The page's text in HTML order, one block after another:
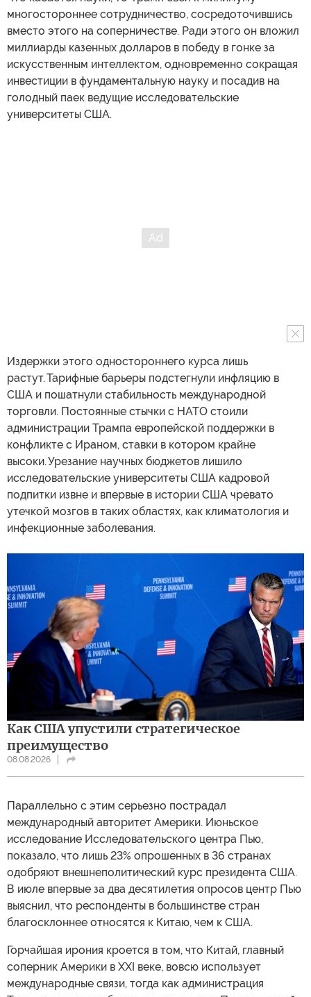
многостороннее сотрудничество, сосредоточившись
вместо этого на соперничестве. Ради этого он вложил
миллиарды казенных долларов в победу в гонке за
искусственным интеллектом, одновременно сокращая
инвестиции в фундаментальную науку и посадив на
голодный паек ведущие исследовательские
университеты США.
Издержки этого одностороннего курса лишь
растут. Тарифные барьеры подстегнули инфляцию в
США и пошатнули стабильность международной
торговли. Постоянные стычки с НАТО стоили
администрации Трампа европейской поддержки в
конфликте с Ираном, ставки в котором крайне
высоки. Урезание научных бюджетов лишило
исследовательские университеты США кадровой
подпитки извне и впервые в истории США чревато
утечкой мозгов в таких областях, как климатология и
инфекционные заболевания.
Как США упустили стратегическое
преимущество
08.08.2026
Параллельно с этим серьезно пострадал
международный авторитет Америки. Июньское
исследование Исследовательского центра Пью,
показало, что лишь 23% опрошенных в 36 странах
одобряют внешнеполитический курс президента США.
В июле впервые за два десятилетия опросов центр Пью
выяснил, что респонденты в большинстве стран
благосклоннее относятся к Китаю, чем к США.
Горчайшая ирония кроется в том, что Китай, главный
соперник Америки в XXI веке, вовсю использует
международные связи, тогда как администрация